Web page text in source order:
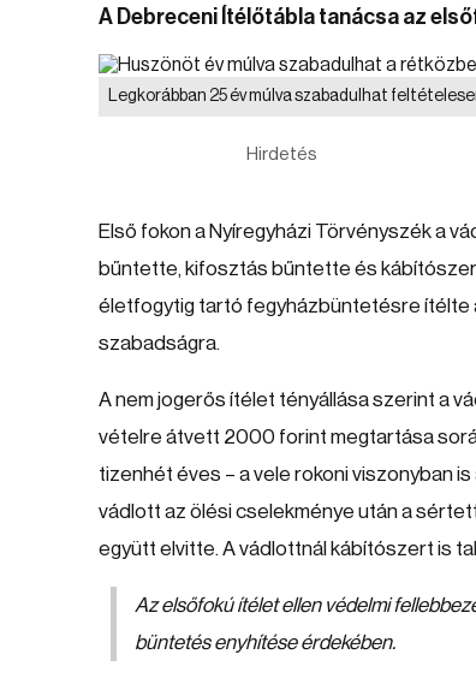
A Debreceni Ítélőtábla tanácsa az
Legkorábban 25 év múlva szabadulhat
Hirdetés
Első fokon a Nyíregyházi Törvényszék a
bűntette, kifosztás bűntette és
életfogytig tartó fegyházbüntetésre ítélte
szabadságra.
A nem jogerős ítélet tényállása szerint a
vételre átvett 2000 forint megtartása
tizenhét éves – a vele rokoni viszonyban
vádlott az ölési cselekménye után a
együtt elvitte. A vádlottnál kábítószert is
Az elsőfokú ítélet ellen védelmi
büntetés enyhítése érdekében.